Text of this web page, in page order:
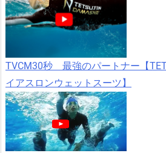
TVCM30秒 最強のパートナー【
イアスロンウェットスーツ】